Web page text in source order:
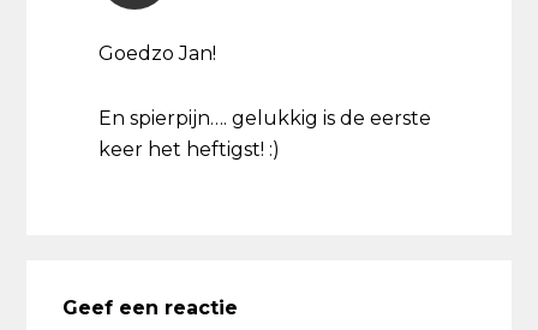
Goedzo Jan!
En spierpijn…. gelukkig is de eerste
keer het heftigst! :)
Geef een reactie